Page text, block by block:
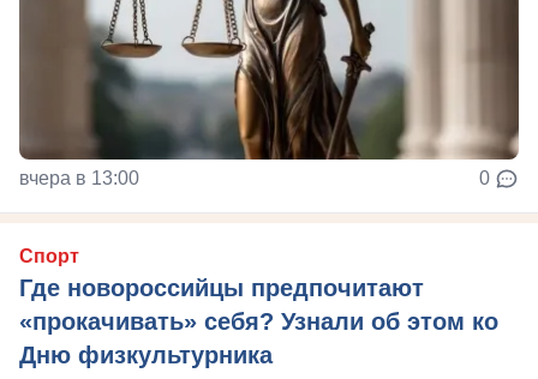
вчера в 13:00 0
Спорт
Где новороссийцы предпочитают
«прокачивать» себя? Узнали об этом ко
Дню физкультурника